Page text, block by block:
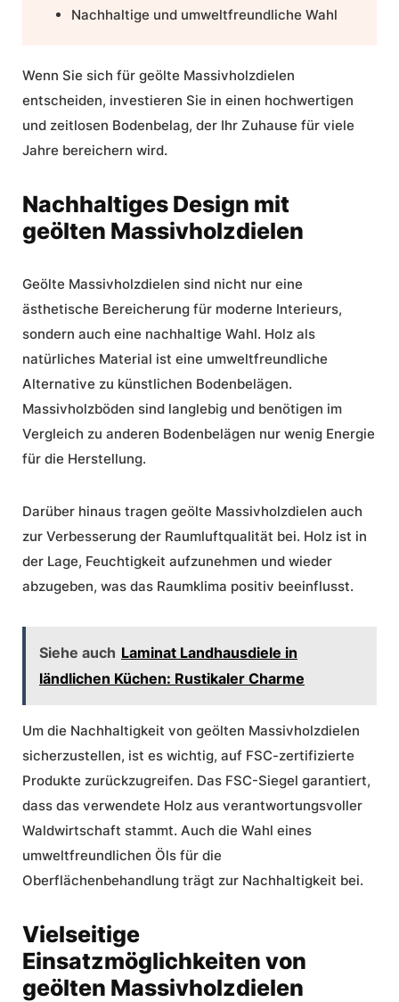
Nachhaltige und umweltfreundliche Wahl
Wenn Sie sich für geölte Massivholzdielen
entscheiden, investieren Sie in einen hochwertigen
und zeitlosen Bodenbelag, der Ihr Zuhause für viele
Jahre bereichern wird.
Nachhaltiges Design mit
geölten Massivholzdielen
Geölte Massivholzdielen sind nicht nur eine
ästhetische Bereicherung für moderne Interieurs,
sondern auch eine nachhaltige Wahl. Holz als
natürliches Material ist eine umweltfreundliche
Alternative zu künstlichen Bodenbelägen.
Massivholzböden sind langlebig und benötigen im
Vergleich zu anderen Bodenbelägen nur wenig Energie
für die Herstellung.
Darüber hinaus tragen geölte Massivholzdielen auch
zur Verbesserung der Raumluftqualität bei. Holz ist in
der Lage, Feuchtigkeit aufzunehmen und wieder
abzugeben, was das Raumklima positiv beeinflusst.
Siehe auch Laminat Landhausdiele in
ländlichen Küchen: Rustikaler Charme
Um die Nachhaltigkeit von geölten Massivholzdielen
sicherzustellen, ist es wichtig, auf FSC-zertifizierte
Produkte zurückzugreifen. Das FSC-Siegel garantiert,
dass das verwendete Holz aus verantwortungsvoller
Waldwirtschaft stammt. Auch die Wahl eines
umweltfreundlichen Öls für die
Oberflächenbehandlung trägt zur Nachhaltigkeit bei.
Vielseitige
Einsatzmöglichkeiten von
geölten Massivholzdielen